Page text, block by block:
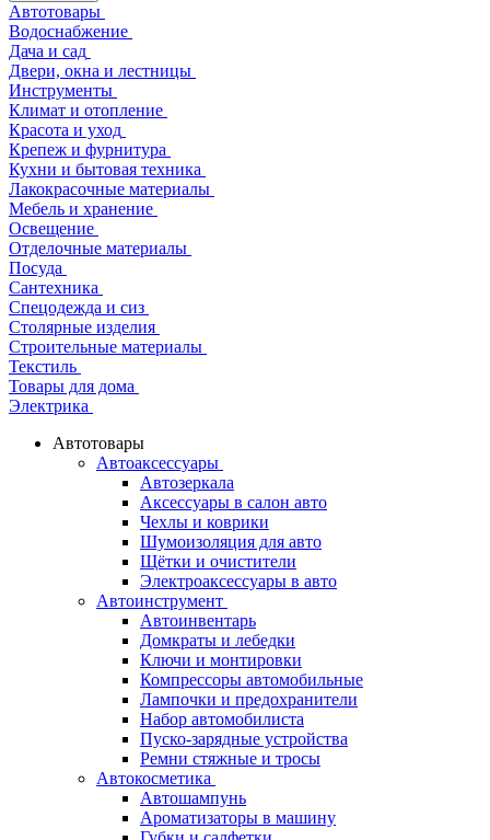
Автотовары
Водоснабжение
Дача и сад
Двери, окна и лестницы
Инструменты
Климат и отопление
Красота и уход
Крепеж и фурнитура
Кухни и бытовая техника
Лакокрасочные материалы
Мебель и хранение
Освещение
Отделочные материалы
Посуда
Сантехника
Спецодежда и сиз
Столярные изделия
Строительные материалы
Текстиль
Товары для дома
Электрика
Автотовары
Автоаксессуары
Автозеркала
Аксессуары в салон авто
Чехлы и коврики
Шумоизоляция для авто
Щётки и очистители
Электроаксессуары в авто
Автоинструмент
Автоинвентарь
Домкраты и лебедки
Ключи и монтировки
Компрессоры автомобильные
Лампочки и предохранители
Набор автомобилиста
Пуско-зарядные устройства
Ремни стяжные и тросы
Автокосметика
Автошампунь
Ароматизаторы в машину